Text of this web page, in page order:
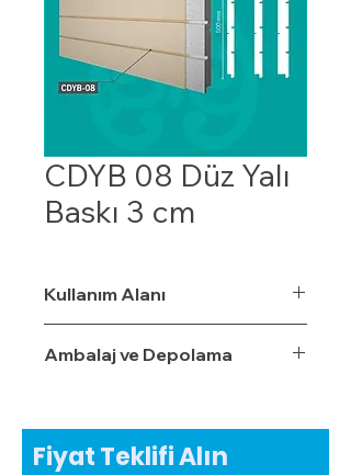
CDYB 08 Düz Yalı
Baskı 3 cm
Kullanım Alanı
Ambalaj ve Depolama
Fiyat Teklifi Alın